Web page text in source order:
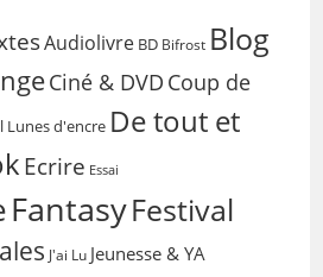
Audiolivre BD Bifrost Blog
Ciné & DVD Coup de
Lunes d'encre De tout et
Ecrire Essai
FantasyFestival
J'ai Lu Jeunesse & YA